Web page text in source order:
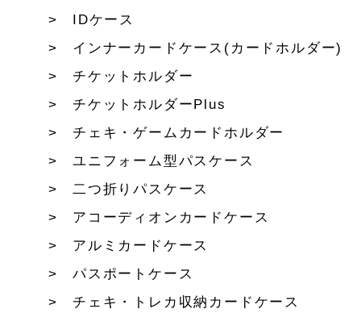
IDケース
インナーカードケース(カードホルダー)
チケットホルダー
チケットホルダーPlus
チェキ・ゲームカードホルダー
ユニフォーム型パスケース
二つ折りパスケース
アコーディオンカードケース
アルミカードケース
パスポートケース
チェキ・トレカ収納カードケース